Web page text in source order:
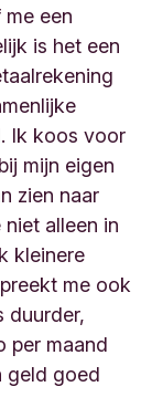
een
is het een
Ik koos voor
mijn eigen
zien naar
alleen in
kleinere
me ook
duurder,
per maand
geld goed